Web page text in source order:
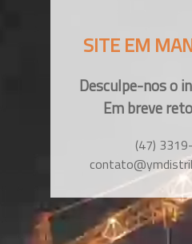
SITE EM
Desculpe-nos o
Em breve
(47)